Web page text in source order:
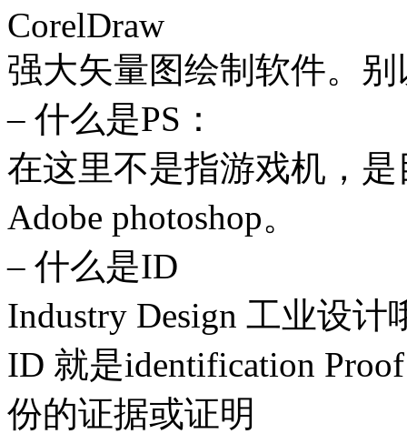
CorelDraw
强大矢量图绘制软件。
– 什么是PS：
在这里不是指游戏机，
Adobe photoshop。
– 什么是ID
Industry Design 工业设
ID 就是identification
份的证据或证明